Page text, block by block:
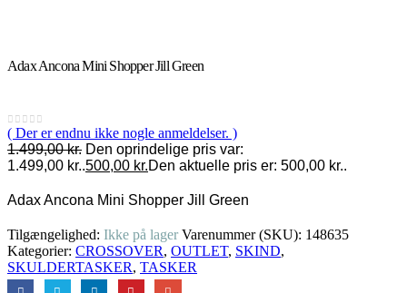
Adax Ancona Mini Shopper Jill Green
0 out of 5
( Der er endnu ikke nogle anmeldelser. )
1.499,00kr. Den oprindelige pris var:
1.499,00 kr..500,00 kr.Den aktuelle pris er: 500,00 kr..
Adax Ancona Mini Shopper Jill Green
Tilgængelighed: Ikke på lager Varenummer (SKU): 148635
Kategorier: CROSSOVER, OUTLET, SKIND,
SKULDERTASKER, TASKER